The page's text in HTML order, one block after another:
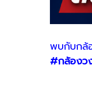
พบกับกล้อ
#กล้องว